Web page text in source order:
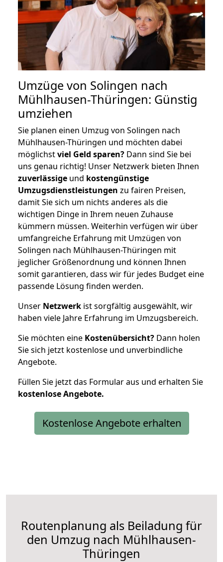
Umzüge von Solingen nach
Mühlhausen-Thüringen: Günstig
umziehen
Sie planen einen Umzug von Solingen nach
Mühlhausen-Thüringen und möchten dabei
möglichstviel Geld sparen? Dann sind Sie bei
uns genau richtig! Unser Netzwerk bieten Ihnen
zuverlässige und kostengünstige
Umzugsdienstleistungen zu fairen Preisen,
damit Sie sich um nichts anderes als die
wichtigen Dinge in Ihrem neuen Zuhause
kümmern müssen. Weiterhin verfügen wir über
umfangreiche Erfahrung mit Umzügen von
Solingen nach Mühlhausen-Thüringen mit
jeglicher Größenordnung und können Ihnen
somit garantieren, dass wir für jedes Budget eine
passende Lösung finden werden.
Unser Netzwerk ist sorgfältig ausgewählt, wir
haben viele Jahre Erfahrung im Umzugsbereich.
Sie möchten eine Kostenübersicht? Dann holen
Sie sich jetzt kostenlose und unverbindliche
Angebote.
Füllen Sie jetzt das Formular aus und erhalten Sie
kostenloseAngebote.
Kostenlose Angebote erhalten
Routenplanung als Beiladung für
den Umzug nach Mühlhausen-
Thüringen